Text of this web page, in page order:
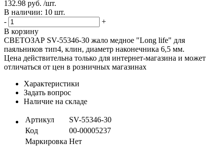
132.98 руб. /шт.
В наличии: 10 шт.
-
+
В корзину
СВЕТОЗАР SV-55346-30 жало медное "Long life" для
паяльников тип4, клин, диаметр наконечника 6,5 мм.
Цена действительна только для интернет-магазина и может
отличаться от цен в розничных магазинах
Характеристики
Задать вопрос
Наличие на складе
Артикул
SV-55346-30
Код
00-00005237
Маркировка Нет